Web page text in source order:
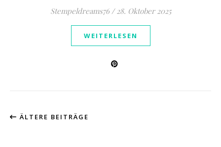
Stempeldreams76 / 28. Oktober 2025
WEITERLESEN
ÄLTERE BEITRÄGE